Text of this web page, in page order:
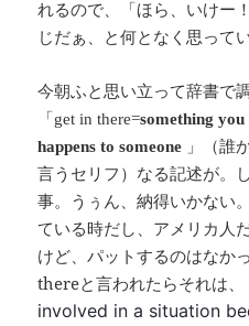
れるので、「ほら、いけー
じだぁ、と何となく思ってい
今朝ふと思い立って辞書で
「 get in there=something you
happens to someone 」（誰
言うセリフ）なる記述が。
事。うぅん、納得いかない
ている時だし、アメリカ人
けど、パットするのはなか
thereと言われたらそれは、
involved in a situation